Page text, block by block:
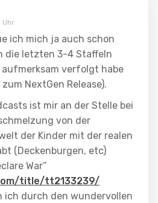
Uhr
ich mich ja auch schon
die letzten 3-4 Staffeln
verfolgt habe
NextGen Release).
ist mir an der Stelle bei
von der
der Kinder mit der realen
(Deckenburgen, etc)
War”
title/tt2133239/
ich durch den wundervollen